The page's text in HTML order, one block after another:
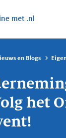
met .nl
en Blogs
het